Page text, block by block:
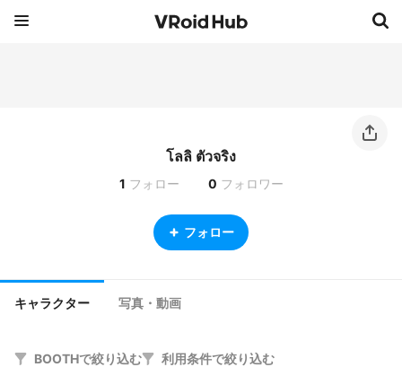
โลลิ ตัวจริง
1 フォロー 0 フォロワー
フォロー
キャラクター 写真・動画
BOOTHで絞り込む 利用条件で絞り込む